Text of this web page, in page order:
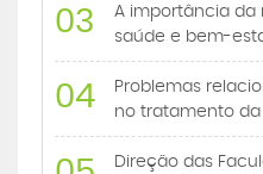
03
A importância
saúde e bem-
04
Problemas
no tratamento da
Direção das